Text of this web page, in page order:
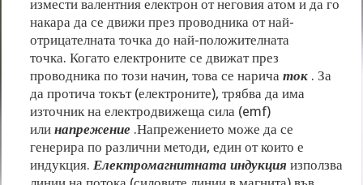
измести валентния електрон от неговия атом и да го
накара да се движи през проводника от най-
отрицателната точка до най-положителната
точка. Когато електроните се движат през
проводника по този начин, това се наричаток . За
да протича токът (електроните), трябва да има
източник на електродвижеща сила (emf)
илинапрежение .Напрежението може да се
генерира по различни методи, един от които е
индукция.Електромагнитната индукция използва